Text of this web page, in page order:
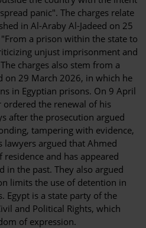
panic". The charges relate
in Al-Araby Al-Jadeed on 25
a prison within the state to
unjust imprisonment and
charges also stem from a
on 29 March 2026, in which he
in Egyptian prisons. On 9 April
ordered the renewal of his
after the prosecution argued
tampering with evidence,
argued that Ahmed
and has appeared
the past. They also argued
limits the use of detention in
Egypt is a state party of the
and Political Rights, which
of expression.